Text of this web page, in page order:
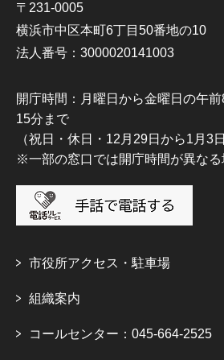
〒231-0005
横浜市中区本町6丁目50番地の10
法人番号：3000020141003
開庁時間：月曜日から金曜日の午
15分まで
（祝日・休日・12月29日から1月3
※一部の窓口では開庁時間が異なる
市役所アクセス・駐車場
組織案内
コールセンター：045-664-2525